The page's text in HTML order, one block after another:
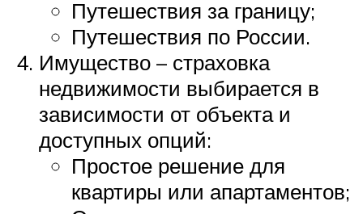
Путешествия за границу;
Путешествия по России.
Имущество – страховка
недвижимости выбирается в
зависимости от объекта и
доступных опций:
Простое решение для
квартиры или апартаментов;